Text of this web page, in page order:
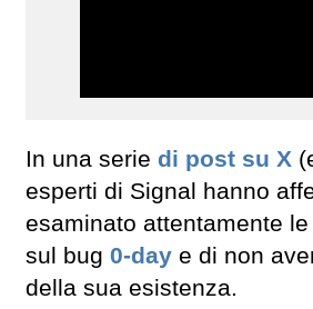
In una serie di post su X
esperti di Signal hanno
esaminato attentamente
sul bug 0-day e di non
della sua esistenza.